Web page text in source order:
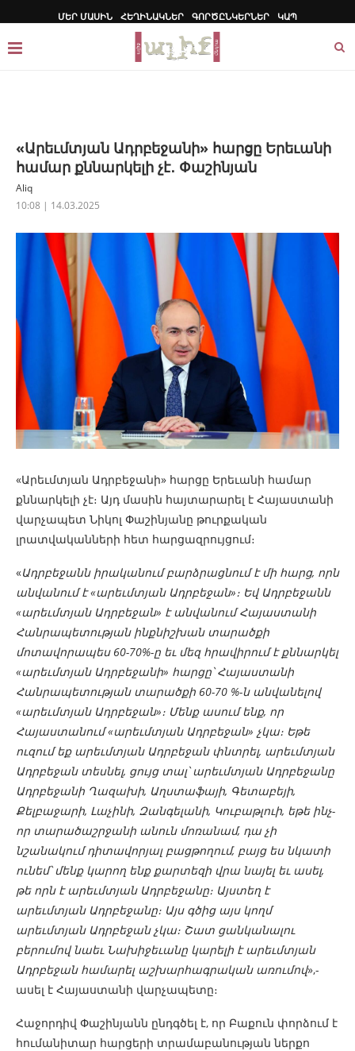
ՄԵՐ ՄԱՍԻՆ ՀԵՂԻՆԱԿՆԵՐ ԳՈՐԾԸՆԿԵՐՆԵՐ ԿԱՊ
«Արեւմտյան Ադրբեջանի» հարցը Երեւանի
համար քննարկելի չէ․ Փաշինյան
Aliq
10:08 | 14.03.2025
«Արեւմտյան Ադրբեջանի» հարցը Երեւանի համար
քննարկելի չէ։ Այդ մասին հայտարարել է Հայաստանի
վարչապետ Նիկոլ Փաշինյանը թուրքական
լրատվականների հետ հարցազրույցում։
«Ադրբեջանն իրականում բարձրացնում է մի հարց, որն
անվանում է «արեւմտյան Ադրբեջան»։ Եվ Ադրբեջանն
«արեւմտյան Ադրբեջան» է անվանում Հայաստանի
Հանրապետության ինքնիշխան տարածքի
մոտավորապես 60-70%-ը եւ մեզ հրավիրում է քննարկել
«արեւմտյան Ադրբեջանի» հարցը՝ Հայաստանի
Հանրապետության տարածքի 60-70 %-ն անվանելով
«արեւմտյան Ադրբեջան»։ Մենք ասում ենք, որ
Հայաստանում «արեւմտյան Ադրբեջան» չկա։ Եթե
ուզում եք արեւմտյան Ադրբեջան փնտրել, արեւմտյան
Ադրբեջան տեսնել, ցույց տալ՝ արեւմտյան Ադրբեջանը
Ադրբեջանի Ղազախի, Աղստաֆայի, Գետաբեյի,
Քելբաջարի, Լաչինի, Զանգելանի, Կուբաթլուի, եթե ինչ-
որ տարածաշրջանի անուն մոռանամ, դա չի
նշանակում դիտավորյալ բացթողում, բայց ես նկատի
ունեմ՝ մենք կարող ենք քարտեզի վրա նայել եւ ասել,
թե որն է արեւմտյան Ադրբեջանը։ Այստեղ է
արեւմտյան Ադրբեջանը։ Այս գծից այս կողմ
արեւմտյան Ադրբեջան չկա։ Շատ ցանկանալու
բերումով նաեւ Նախիջեւանը կարելի է արեւմտյան
Ադրբեջան համարել աշխարհագրական առումով»,-
ասել է Հայաստանի վարչապետը։
Հաջորդիվ Փաշինյանն ընդգծել է, որ Բաքուն փորձում է
հումանիտար հարցերի տրամաբանության ներքո